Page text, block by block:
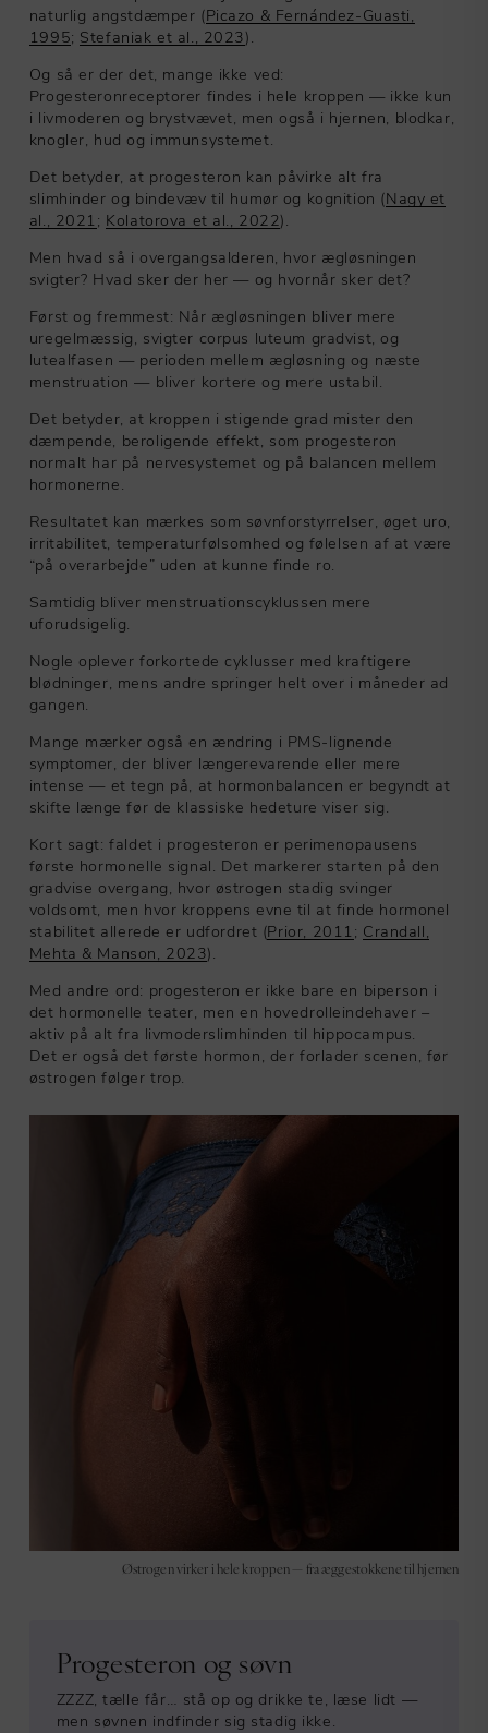
naturlig angstdæmper (Picazo & Fernández-Guasti,
1995; Stefaniak et al., 2023).
Og så er der det, mange ikke ved:
Progesteronreceptorer findes i hele kroppen — ikke kun
i livmoderen og brystvævet, men også i hjernen, blodkar,
knogler, hud og immunsystemet.
Det betyder, at progesteron kan påvirke alt fra
slimhinder og bindevæv til humør og kognition (Nagy et
al., 2021 ; Kolatorova et al., 2022).
Men hvad så i overgangsalderen, hvor ægløsningen
svigter? Hvad sker der her — og hvornår sker det?
Først og fremmest: Når ægløsningen bliver mere
uregelmæssig, svigter corpus luteum gradvist, og
lutealfasen — perioden mellem ægløsning og næste
menstruation — bliver kortere og mere ustabil.
Det betyder, at kroppen i stigende grad mister den
dæmpende, beroligende effekt, som progesteron
normalt har på nervesystemet og på balancen mellem
hormonerne.
Resultatet kan mærkes som søvnforstyrrelser, øget uro,
irritabilitet, temperaturfølsomhed og følelsen af at være
“på overarbejde” uden at kunne finde ro.
Samtidig bliver menstruationscyklussen mere
uforudsigelig.
Nogle oplever forkortede cyklusser med kraftigere
blødninger, mens andre springer helt over i måneder ad
gangen.
Mange mærker også en ændring i PMS-lignende
symptomer, der bliver længerevarende eller mere
intense — et tegn på, at hormonbalancen er begyndt at
skifte længe før de klassiske hedeture viser sig.
Kort sagt: faldet i progesteron er perimenopausens
første hormonelle signal. Det markerer starten på den
gradvise overgang, hvor østrogen stadig svinger
voldsomt, men hvor kroppens evne til at finde hormonel
stabilitet allerede er udfordret (Prior, 2011 ; Crandall,
Mehta & Manson, 2023).
Med andre ord: progesteron er ikke bare en biperson i
det hormonelle teater, men en hovedrolleindehaver –
aktiv på alt fra livmoderslimhinden til hippocampus.
Det er også det første hormon, der forlader scenen, før
østrogen følger trop.
Østrogen virker i hele kroppen — fra æggestokkene til hjernen
Progesteron og søvn
ZZZZ, tælle får… stå op og drikke te, læse lidt —
men søvnen indfinder sig stadig ikke.